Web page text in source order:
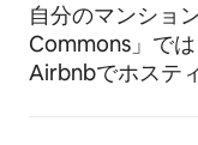
自分のマンショ
Commons」で
Airbnbでホステ